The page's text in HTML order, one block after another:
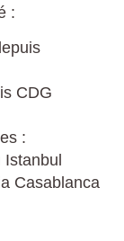
:
CDG
:
Casablanca